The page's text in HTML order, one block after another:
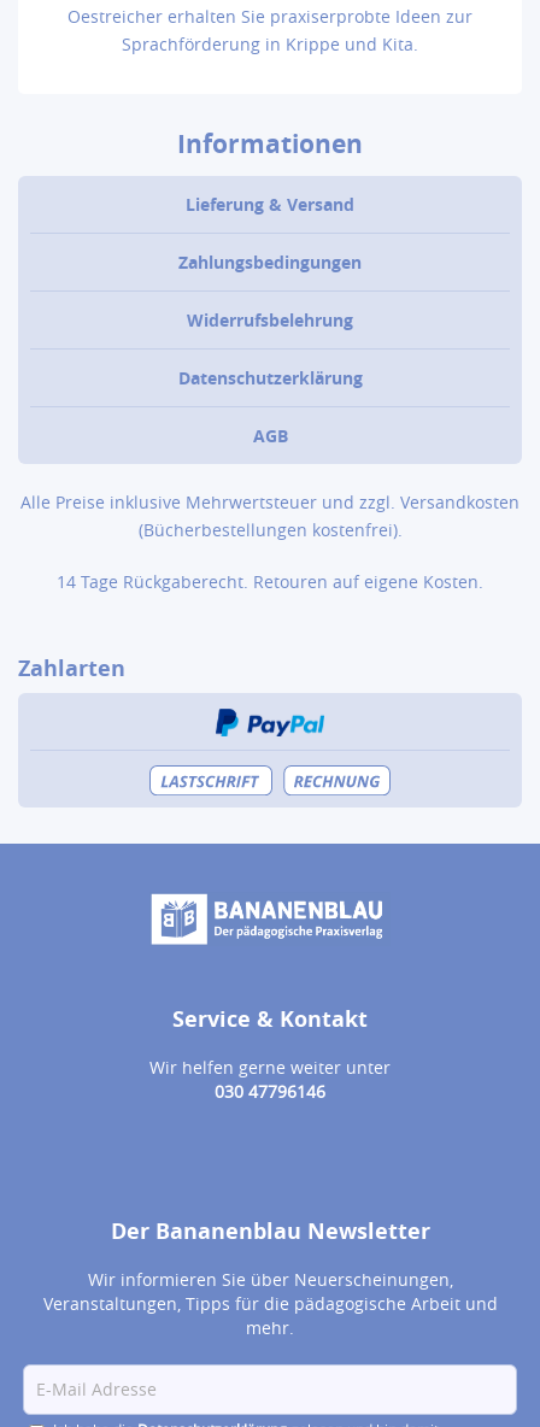
Oestreicher erhalten Sie praxiserprobte Ideen zur
Sprachförderung in Krippe und Kita.
Informationen
Lieferung & Versand
Zahlungsbedingungen
Widerrufsbelehrung
Datenschutzerklärung
AGB
Alle Preise inklusive Mehrwertsteuer und zzgl. Versandkosten
(Bücher­bestellungen kostenfrei).
14 Tage Rückgaberecht. Retouren auf eigene Kosten.
Zahlarten
Service & Kontakt
Wir helfen gerne weiter unter
030 47796146
Der Bananenblau Newsletter
Wir informieren Sie über Neuerscheinungen,
Veranstaltungen, Tipps für die pädagogische Arbeit und
mehr.